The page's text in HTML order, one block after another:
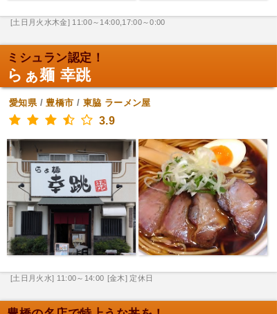
[土日月火水木金] 11:00～14:00,17:00～0:00
ミシュラン認定！
らぁ麺 幸跳
愛知県/豊橋市 / 東脇 ラーメン屋
3.9
[土日月火水] 11:00～14:00 [金木] 定休日